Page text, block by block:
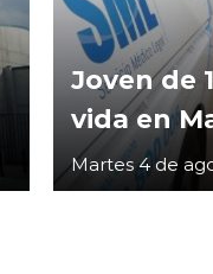
Joven de
vida en
Martes 4 de